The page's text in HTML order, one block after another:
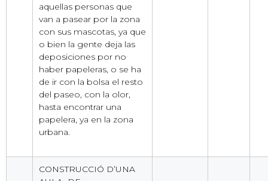
aquellas personas que
van a pasear por la zona
con sus mascotas, ya que
o bien la gente deja las
deposiciones por no
haber papeleras, o se ha
de ir con la bolsa el resto
del paseo, con la olor,
hasta encontrar una
papelera, ya en la zona
urbana.
CONSTRUCCIÓ D’UNA